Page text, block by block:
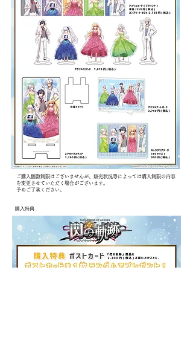
ご購入個数制限はございませんが、販売状況等によっては購入制限の内容
を変更させていただく場合がございます。
予めご了承ください。
​購入特典